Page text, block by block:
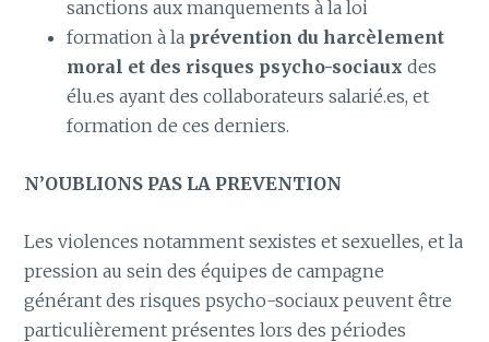
sanctions aux manquements à la loi
formation à la prévention du harcèlement
moral et des risques psycho-sociaux des
élu.es ayant des collaborateurs salarié.es, et
formation de ces derniers.
N’OUBLIONS PAS LA PREVENTION
Les violences notamment sexistes et sexuelles, et la
pression au sein des équipes de campagne
générant des risques psycho-sociaux peuvent être
particulièrement présentes lors des périodes